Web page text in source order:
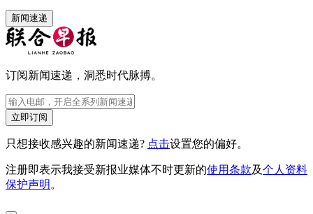
新闻速递
订阅新闻速递，洞悉时代脉搏。
立即订阅
只想接收感兴趣的新闻速递? 点击设置您的偏好。
注册即表示我接受新报业媒体不时更新的使用条款及个人资料
保护声明 。